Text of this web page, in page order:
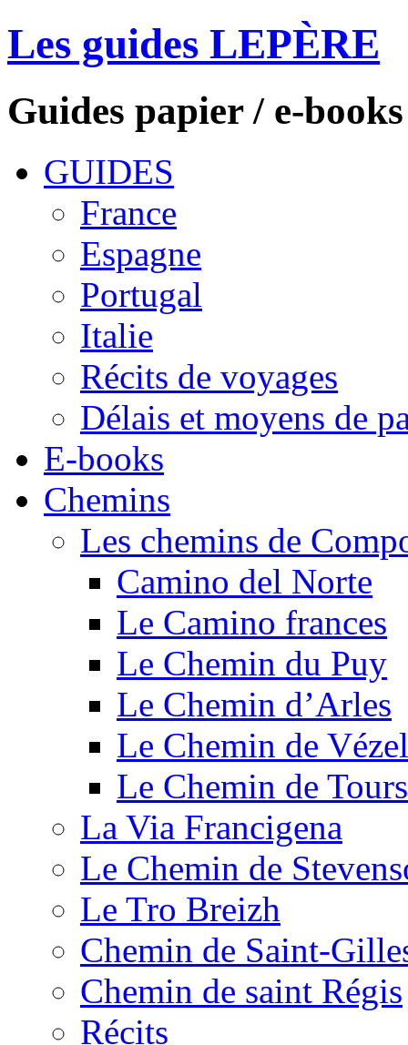
Les guides LEPÈRE
Guides papier / e-
GUIDES
France
Espagne
Portugal
Italie
Récits de voyages
Délais et moyens de
E-books
Chemins
Les chemins de
Camino del Norte
Le Camino frances
Le Chemin du Puy
Le Chemin d’Arles
Le Chemin de
Le Chemin de Tours
La Via Francigena
Le Chemin de
Le Tro Breizh
Chemin de Saint-
Chemin de saint Régis
Récits